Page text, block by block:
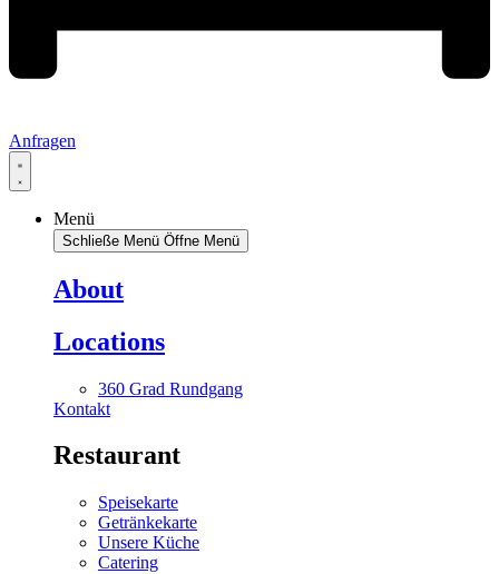
Anfragen
Menü
Schließe Menü Öffne Menü
About
Locations
360 Grad Rundgang
Kontakt
Restaurant
Speisekarte
Getränkekarte
Unsere Küche
Catering